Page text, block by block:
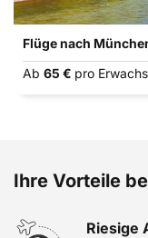
Flüge nach
Ab 65 € pro
Ihre Vorteile
Riesige